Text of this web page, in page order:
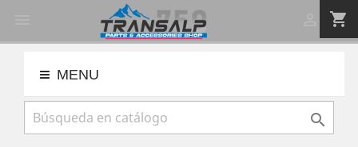
shopping_cart
MENU
